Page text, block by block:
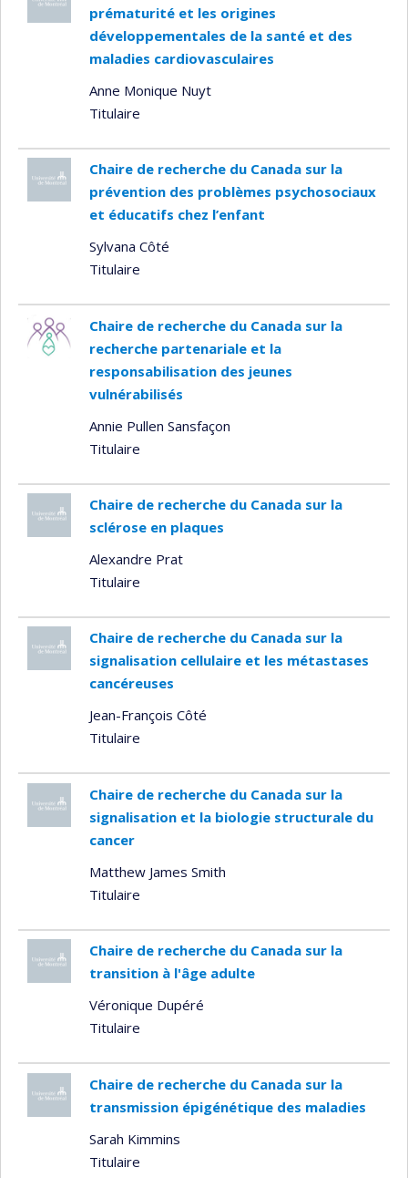
prématurité et les origines
développementales de la santé et des
maladies cardiovasculaires
Anne Monique Nuyt
Titulaire
Chaire de recherche du Canada sur la
prévention des problèmes psychosociaux
et éducatifs chez l’enfant
Sylvana Côté
Titulaire
Chaire de recherche du Canada sur la
recherche partenariale et la
responsabilisation des jeunes
vulnérabilisés
Annie Pullen Sansfaçon
Titulaire
Chaire de recherche du Canada sur la
sclérose en plaques
Alexandre Prat
Titulaire
Chaire de recherche du Canada sur la
signalisation cellulaire et les métastases
cancéreuses
Jean-François Côté
Titulaire
Chaire de recherche du Canada sur la
signalisation et la biologie structurale du
cancer
Matthew James Smith
Titulaire
Chaire de recherche du Canada sur la
transition à l'âge adulte
Véronique Dupéré
Titulaire
Chaire de recherche du Canada sur la
transmission épigénétique des maladies
Sarah Kimmins
Titulaire